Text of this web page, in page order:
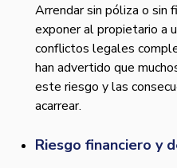
Arrendar sin póliza o sin
exponer al propietario a
conflictos legales
han advertido que
este riesgo y las
acarrear.
Riesgo financiero y